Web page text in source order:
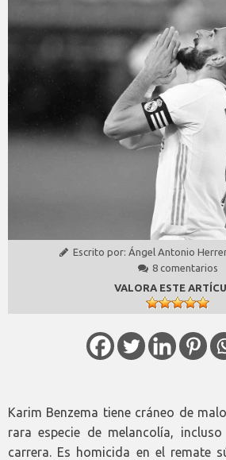
Escrito por: Ángel Antonio
8 comentarios
VALORA ESTE
Karim Benzema tiene cráneo de
rara especie de melancolía,
carrera. Es homicida en el remate